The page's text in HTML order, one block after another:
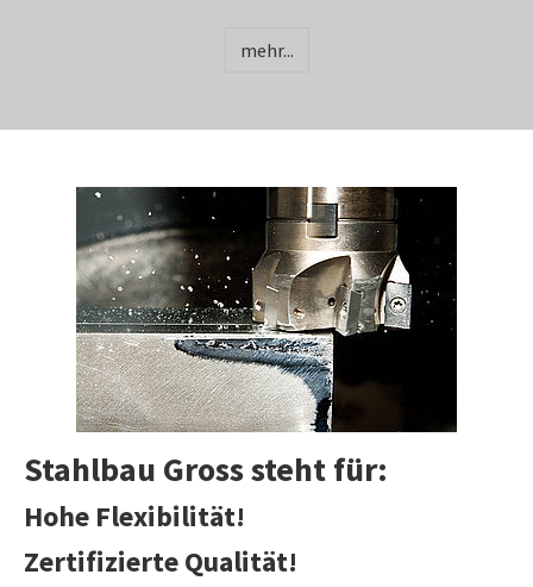
mehr...
Stahlbau Gross steht für:
Hohe Flexibilität!
Zertifizierte Qualität!